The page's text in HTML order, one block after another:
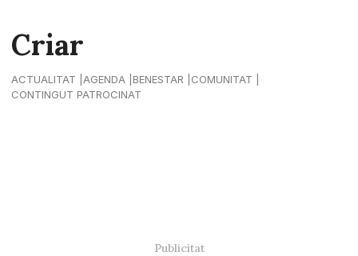
Criar
ACTUALITAT AGENDA BENESTAR
COMUNITAT
CONTINGUT PATROCINAT